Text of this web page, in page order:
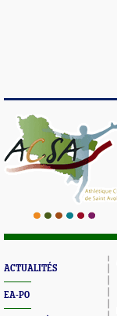
ACTUALITÉS
EA-PO